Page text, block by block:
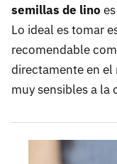
semillas de lino
Lo ideal es tomar
recomendable
directamente en el
muy sensibles a la